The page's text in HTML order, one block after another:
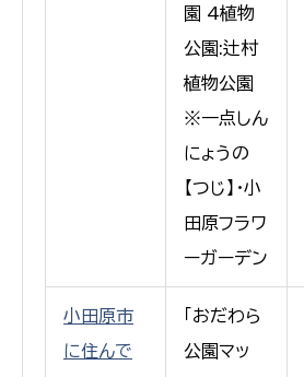
園 4植物
公園:辻村
植物公園
※一点しん
にょうの
【つじ】・小
田原フラワ
ーガーデン
小田原市
に住んで
「おだわら
公園マッ